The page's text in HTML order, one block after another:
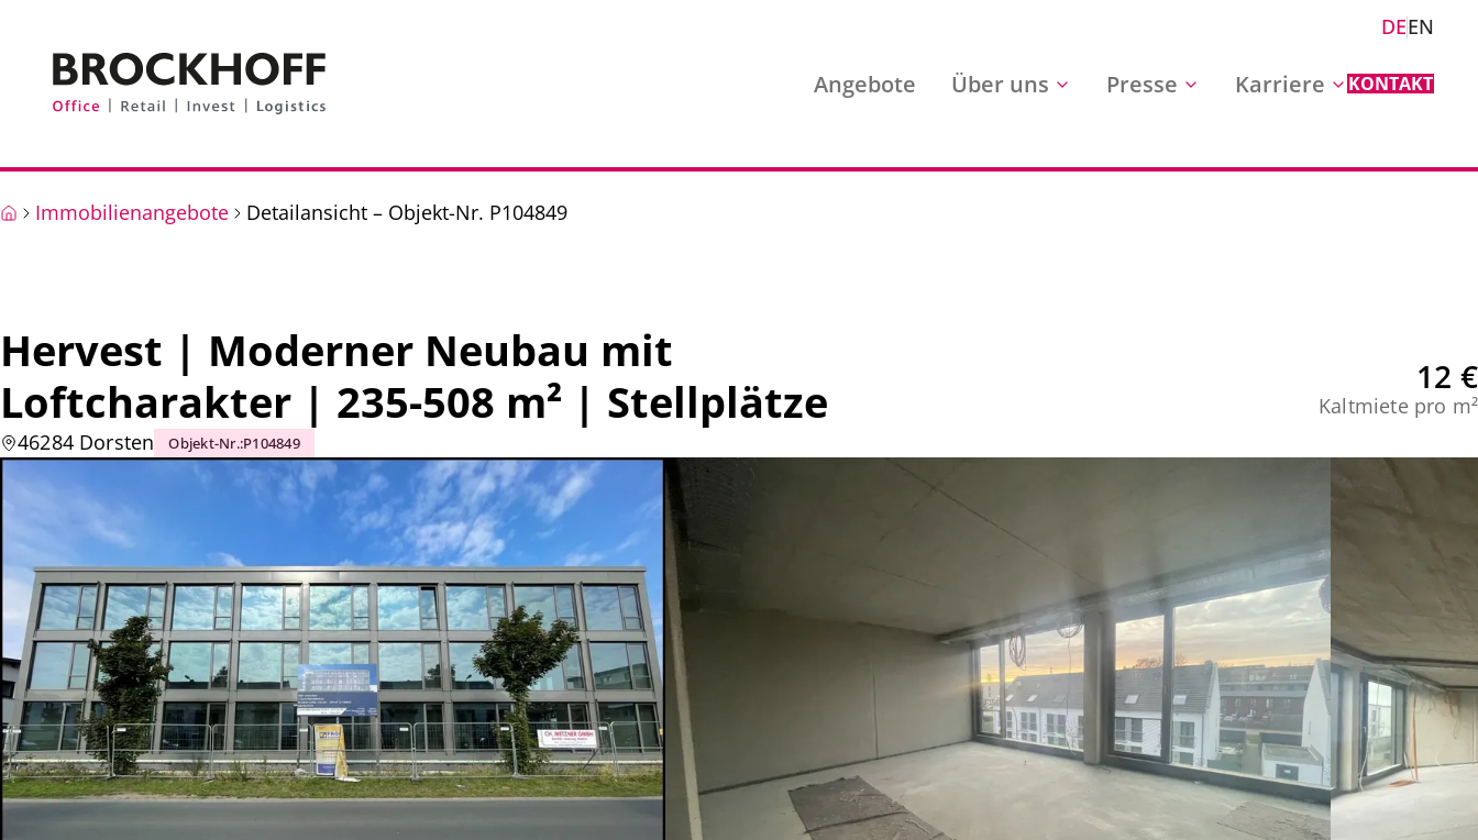
Angebote Über uns Presse Karriere KONTAKT
DEEN
Immobilienangebote Detailansicht – Objekt-Nr. P104849
Hervest | Moderner Neubau mit
Loftcharakter | 235-508 m² | Stellplätze
46284 Dorsten Objekt-Nr.:P104849
12 €
Kaltmiete pro m²